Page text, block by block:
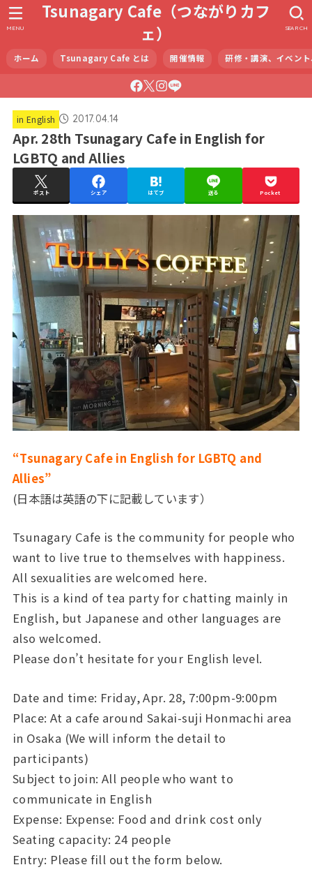
Tsunagary Cafe（つながりカフ
ェ）
ホーム Tsunagary Cafe とは 開催情報 研修・講演、イベン
SEARCH
MENU
in English 2017.04.14
Apr. 28th Tsunagary Cafe in English for
LGBTQ and Allies
ポスト シェア はてブ 送る Pocket
“Tsunagary Cafe in English for LGBTQ and
Allies”
(日本語は英語の下に記載しています）
Tsunagary Cafe is the community for people who
want to live true to themselves with happiness.
All sexualities are welcomed here.
This is a kind of tea party for chatting mainly in
English, but Japanese and other languages are
also welcomed.
Please don’t hesitate for your English level.
Date and time: Friday, Apr. 28, 7:00pm-9:00pm
Place: At a cafe around Sakai-suji Honmachi area
in Osaka (We will inform the detail to
participants)
Subject to join: All people who want to
communicate in English
Expense: Expense: Food and drink cost only
Seating capacity: 24 people
Entry: Please fill out the form below.